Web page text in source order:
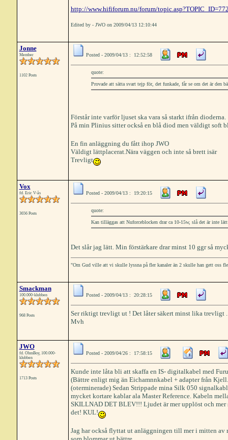
http://www.hififorum.nu/forum/
Edited by - JWO on 2009/04/13 12:10:44
Jonne
Member
1102 Posts
Posted - 2009/04/13 : 12:52:58
quote:
Provade att sätta svart tejp för, det funkade, får se om det är den
Förstår inte varför ljuset ska vara så starkt ifrån dioderna.
På min Plinius sitter också en blå diod men väldigt soft
En fin anläggning du fått ihop JWO
Väldigt lättplacerat.Nära väggen och inte så brett isär
Trevligt
Vox
fd. Eric V-ås
3656 Posts
Posted - 2009/04/13 : 19:20:15
quote:
Kan tilläggas att Nuforceblocken drar ca 10-15w, slå det är inte lätt
Det slår jag lätt. Min förstärkare drar minst 10 ggr så
"Om Gud ville att vi skulle lyssna på fler kanaler än 2 skulle han gett oss
Smackman
100.000-klubben
968 Posts
Posted - 2009/04/13 : 20:28:15
Ser riktigt trevligt ut ! Det låter säkert minst lika trevligt .
Mvh
JWO
fd. OhmBoy, 100.000-
klubben
1713 Posts
Posted - 2009/04/26 : 17:58:15
Kunde inte låta bli att skaffa en IS- digitalkabel med
(Bättre enligt mig än Eichamnnkabel + adapter från
(oterminerade) Sedan Strippade mina Silk 050
mycket kortare kablar ala Master Reference. Kabeln
SKILLNAD DET BLEV!!! Ljudet är mer upplöst och mer
det! KUL!
Jag har också flyttat ut anläggningen till mer i mitten
som blommar ut bättre.